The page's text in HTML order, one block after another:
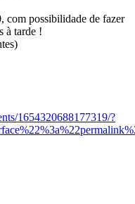
com possibilidade de fazer
à tarde !
1654320688177319/?